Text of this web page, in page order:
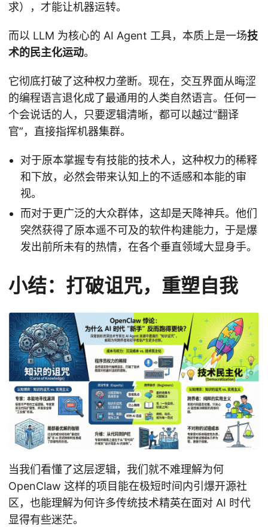
求），才能让机器运转。
而以 LLM 为核心的 AI Agent 工具，本质上是一场技
术的民主化运动。
它彻底打破了这种权力垄断。现在，交互界面从晦涩
的编程语言退化成了最通用的人类自然语言。任何一
个会说话的人，只要逻辑清晰，都可以越过“翻译
官”，直接指挥机器集群。
对于原本掌握专有技能的技术人，这种权力的稀释
和下放，必然会带来认知上的不适感和本能的审
视。
而对于更广泛的大众群体，这却是天降神兵。他们
突然获得了原本遥不可及的软件构建能力，于是爆
发出前所未有的热情，在各个垂直领域大显身手。
小结：打破诅咒，重塑自我
当我们看懂了这层逻辑，我们就不难理解为何
OpenClaw 这样的项目能在极短时间内引爆开源社
区，也能理解为何许多传统技术精英在面对 AI 时代
显得有些迷茫。